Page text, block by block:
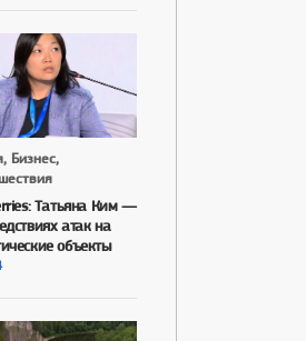
Бизнес,
Татьяна Ким —
атак на
объекты